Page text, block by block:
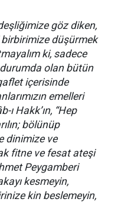
göz diken,
düşürmek
ki, sadece
olan bütün
içerisinde
emelleri
ı Hakk’ın, “Hep
bölünüp
dinimize ve
fitne ve fesat ateşi
Peygamberi
kesmeyin,
kin beslemeyin,